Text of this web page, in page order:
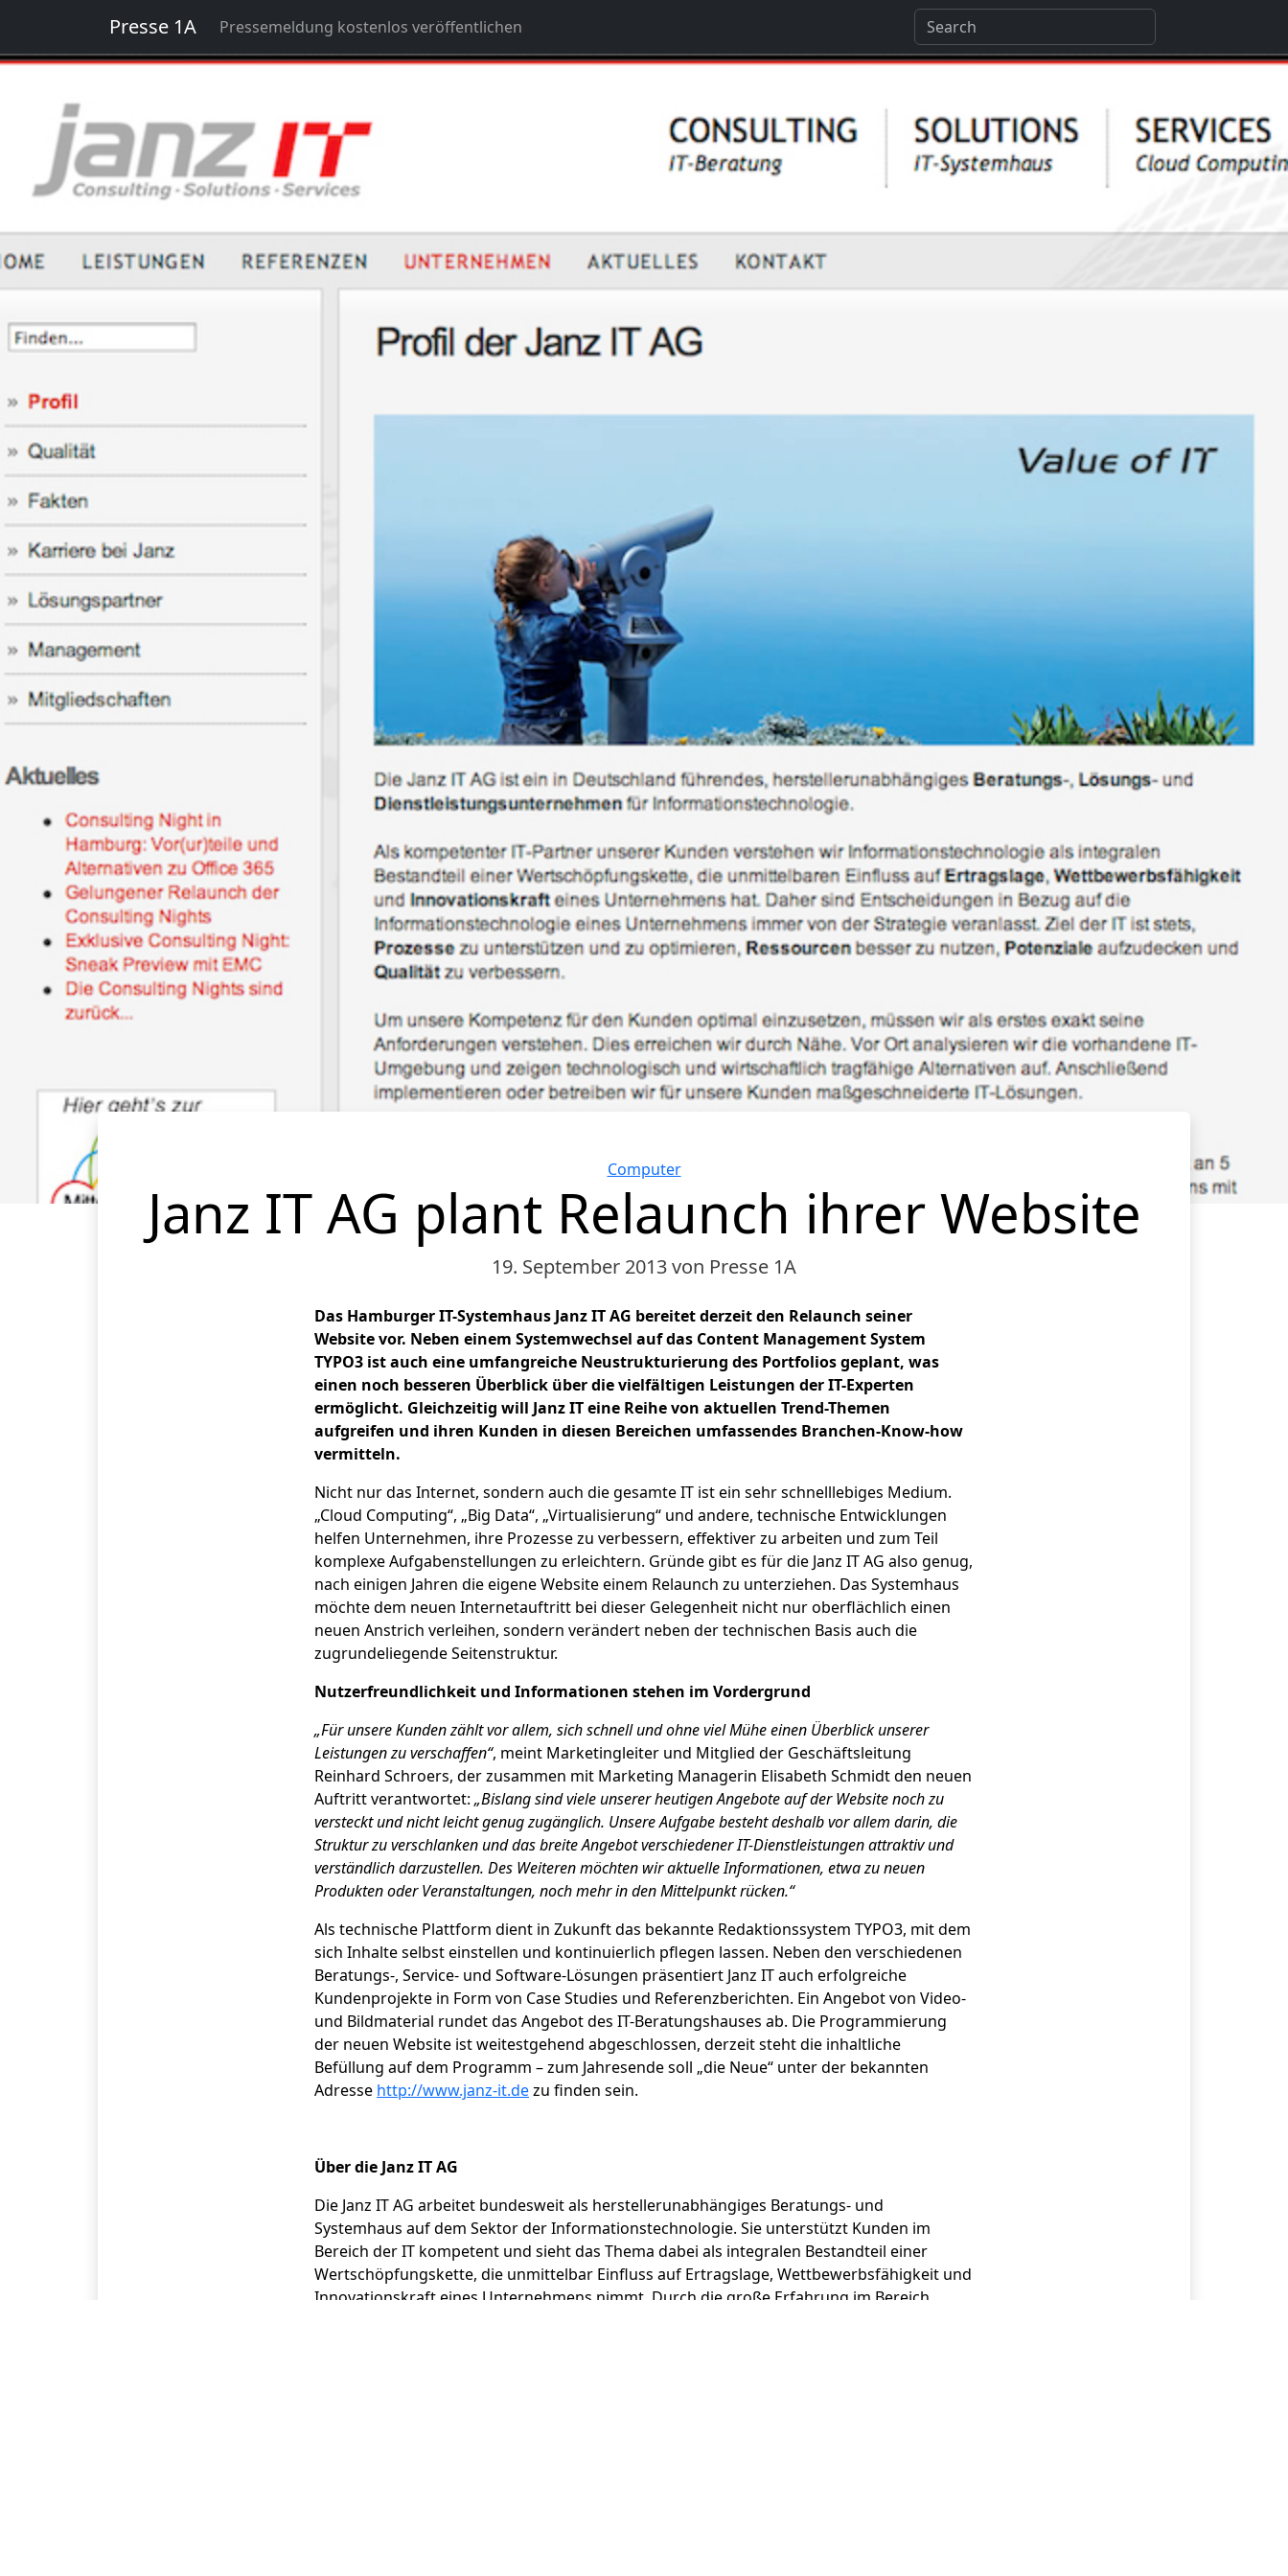
Presse 1A Pressemeldung kostenlos veröffentlichen
Kategorien
Computer
Janz IT AG plant Relaunch ihrer Website
19. September 2013von Presse 1A
Das Hamburger IT-Systemhaus Janz IT AG bereitet derzeit den Relaunch seiner
Website vor. Neben einem Systemwechsel auf das Content Management System
TYPO3 ist auch eine umfangreiche Neustrukturierung des Portfolios geplant, was
einen noch besseren Überblick über die vielfältigen Leistungen der IT-Experten
ermöglicht. Gleichzeitig will Janz IT eine Reihe von aktuellen Trend-Themen
aufgreifen und ihren Kunden in diesen Bereichen umfassendes Branchen-Know-how
vermitteln.
Nicht nur das Internet, sondern auch die gesamte IT ist ein sehr schnelllebiges Medium.
„Cloud Computing“, „Big Data“, „Virtualisierung“ und andere, technische Entwicklungen
helfen Unternehmen, ihre Prozesse zu verbessern, effektiver zu arbeiten und zum Teil
komplexe Aufgabenstellungen zu erleichtern. Gründe gibt es für die Janz IT AG also genug,
nach einigen Jahren die eigene Website einem Relaunch zu unterziehen. Das Systemhaus
möchte dem neuen Internetauftritt bei dieser Gelegenheit nicht nur oberflächlich einen
neuen Anstrich verleihen, sondern verändert neben der technischen Basis auch die
zugrundeliegende Seitenstruktur.
Nutzerfreundlichkeit und Informationen stehen im Vordergrund
„Für unsere Kunden zählt vor allem, sich schnell und ohne viel Mühe einen Überblick unserer
Leistungen zu verschaffen“, meint Marketingleiter und Mitglied der Geschäftsleitung
Reinhard Schroers, der zusammen mit Marketing Managerin Elisabeth Schmidt den neuen
Auftritt verantwortet: „Bislang sind viele unserer heutigen Angebote auf der Website noch zu
versteckt und nicht leicht genug zugänglich. Unsere Aufgabe besteht deshalb vor allem darin, die
Struktur zu verschlanken und das breite Angebot verschiedener IT-Dienstleistungen attraktiv und
verständlich darzustellen. Des Weiteren möchten wir aktuelle Informationen, etwa zu neuen
Produkten oder Veranstaltungen, noch mehr in den Mittelpunkt rücken.“
Als technische Plattform dient in Zukunft das bekannte Redaktionssystem TYPO3, mit dem
sich Inhalte selbst einstellen und kontinuierlich pflegen lassen. Neben den verschiedenen
Beratungs-, Service- und Software-Lösungen präsentiert Janz IT auch erfolgreiche
Kundenprojekte in Form von Case Studies und Referenzberichten. Ein Angebot von Video-
und Bildmaterial rundet das Angebot des IT-Beratungshauses ab. Die Programmierung
der neuen Website ist weitestgehend abgeschlossen, derzeit steht die inhaltliche
Befüllung auf dem Programm – zum Jahresende soll „die Neue“ unter der bekannten
Adresse http://www.janz-it.dezu finden sein.
Über die Janz IT AG
Die Janz IT AG arbeitet bundesweit als herstellerunabhängiges Beratungs- und
Systemhaus auf dem Sektor der Informationstechnologie. Sie unterstützt Kunden im
Bereich der IT kompetent und sieht das Thema dabei als integralen Bestandteil einer
Wertschöpfungskette, die unmittelbar Einfluss auf Ertragslage, Wettbewerbsfähigkeit und
Innovationskraft eines Unternehmens nimmt. Durch die große Erfahrung im Bereich